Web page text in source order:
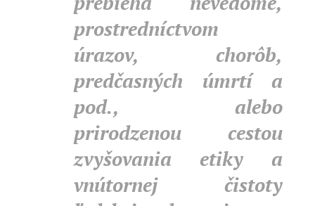
prostredníctvom
úrazov, chorôb,
predčasných úmrtí a
pod., alebo
prirodzenou cestou
zvyšovania etiky a
vnútornej čistoty